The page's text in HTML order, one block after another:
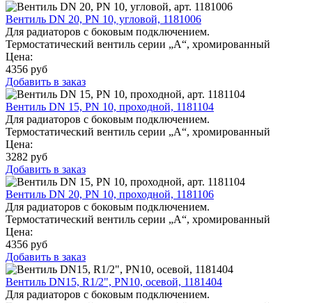
Вентиль DN 20, PN 10, угловой, 1181006
Для радиаторов с боковым подключением.
Термостатический вентиль серии „A“, хромированный
Цена:
4356 руб
Добавить в заказ
Вентиль DN 15, PN 10, проходной, 1181104
Для радиаторов с боковым подключением.
Термостатический вентиль серии „A“, хромированный
Цена:
3282 руб
Добавить в заказ
Вентиль DN 20, PN 10, проходной, 1181106
Для радиаторов с боковым подключением.
Термостатический вентиль серии „A“, хромированный
Цена:
4356 руб
Добавить в заказ
Вентиль DN15, R1/2", PN10, осевой, 1181404
Для радиаторов с боковым подключением.